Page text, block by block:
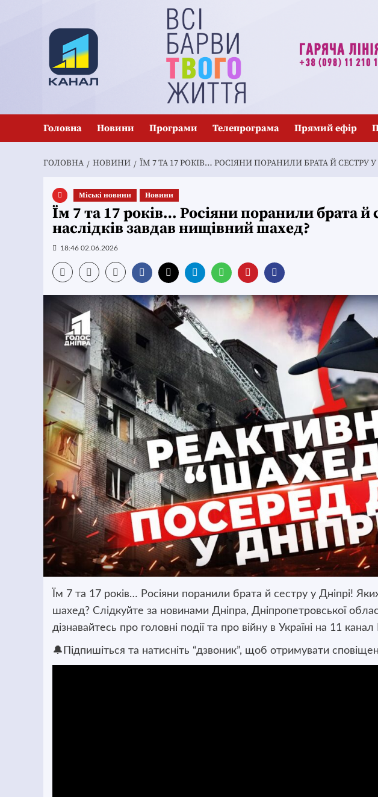
Головна Новини Програми Телепрограма Прямий ефір
ГОЛОВНА НОВИНИ ЇМ 7 ТА 17 РОКІВ… РОСІЯНИ ПОРАНИЛИ БРАТА Й
Mіські новини Новини
Їм 7 та 17 років… Росіяни поранили брата й
наслідків завдав нищівний шахед?
18:46 02.06.2026
Їм 7 та 17 років… Росіяни поранили брата й сестру у Дніпрі!
шахед? Слідкуйте за новинами Дніпра, Дніпропетровської
дізнавайтесь про головні події та про війну в Україні на 11
🔔Підпишіться та натисніть “дзвоник”, щоб отримувати